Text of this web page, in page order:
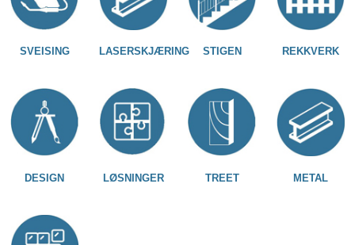
SVEISING LASERSKJÆRING STIGEN REKKVERK
DESIGN LØSNINGER TREET METAL